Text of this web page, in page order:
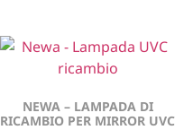
NEWA – LAMPADA DI
RICAMBIO PER MIRROR UVC